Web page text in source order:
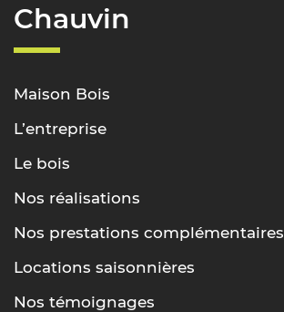
Chauvin
Maison Bois
L’entreprise
Le bois
Nos réalisations
Nos prestations complémentaires
Locations saisonnières
Nos témoignages